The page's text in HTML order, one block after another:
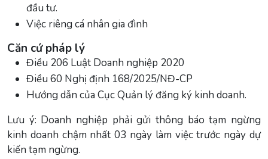
đầu tư.
Việc riêng cá nhân gia đình
Căn cứ pháp lý
Điều 206 Luật Doanh nghiệp 2020
Điều 60 Nghị định 168/2025/NĐ-CP
Hướng dẫn của Cục Quản lý đăng ký kinh doanh.
Lưu ý: Doanh nghiệp phải gửi thông báo tạm ngừng
kinh doanh chậm nhất 03 ngày làm việc trước ngày dự
kiến tạm ngừng.